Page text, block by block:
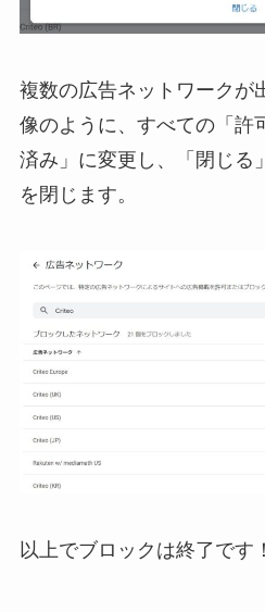
複数の広告ネットワークが
像のように、すべての「許
済み」に変更し、「閉じる
を閉じます。
以上でブロックは終了です！